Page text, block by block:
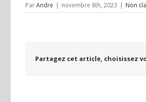
ParAndre | novembre 8th, 2023 | Non
Partagez cet article, choisissez